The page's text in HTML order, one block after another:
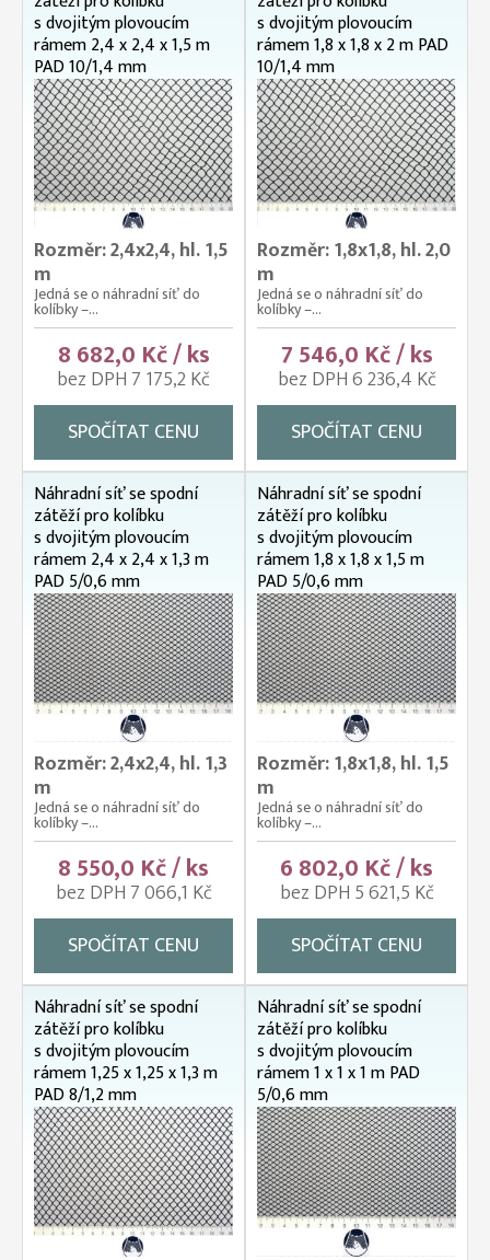
s dvojitým plovoucím
rámem 2,4 x 2,4 x 1,5 m
PAD 10/1,4 mm
Rozměr: 2,4x2,4, hl. 1,5
m
Jedná se o náhradní síť do
kolíbky –...
8 682,0 Kč / ks
bez DPH 7 175,2 Kč
SPOČÍTAT CENU
s dvojitým plovoucím
rámem 1,8 x 1,8 x 2 m PAD
10/1,4 mm
Rozměr: 1,8x1,8, hl. 2,0
m
Jedná se o náhradní síť do
kolíbky –...
7 546,0 Kč / ks
bez DPH 6 236,4 Kč
SPOČÍTAT CENU
Náhradní síť se spodní
zátěží pro kolíbku
s dvojitým plovoucím
rámem 2,4 x 2,4 x 1,3 m
PAD 5/0,6 mm
Rozměr: 2,4x2,4, hl. 1,3
m
Jedná se o náhradní síť do
kolíbky –...
8 550,0 Kč / ks
bez DPH 7 066,1 Kč
SPOČÍTAT CENU
Náhradní síť se spodní
zátěží pro kolíbku
s dvojitým plovoucím
rámem 1,8 x 1,8 x 1,5 m
PAD 5/0,6 mm
Rozměr: 1,8x1,8, hl. 1,5
m
Jedná se o náhradní síť do
kolíbky –...
6 802,0 Kč / ks
bez DPH 5 621,5 Kč
SPOČÍTAT CENU
Náhradní síť se spodní
zátěží pro kolíbku
s dvojitým plovoucím
rámem 1,25 x 1,25 x 1,3 m
PAD 8/1,2 mm
Náhradní síť se spodní
zátěží pro kolíbku
s dvojitým plovoucím
rámem 1 x 1 x 1 m PAD
5/0,6 mm